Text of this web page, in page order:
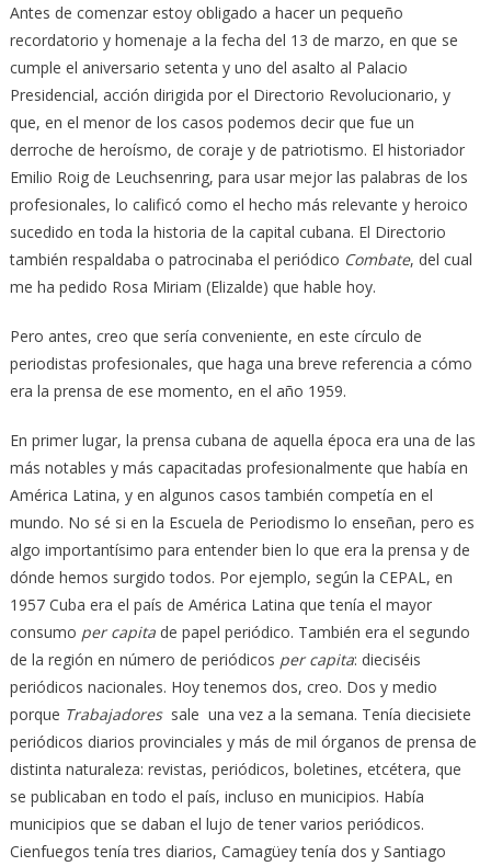
Antes de comenzar estoy obligado a hacer un pequeño
recordatorio y homenaje a la fecha del 13 de marzo, en que se
cumple el aniversario setenta y uno del asalto al Palacio
Presidencial, acción dirigida por el Directorio Revolucionario, y
que, en el menor de los casos podemos decir que fue un
derroche de heroísmo, de coraje y de patriotismo. El historiador
Emilio Roig de Leuchsenring, para usar mejor las palabras de los
profesionales, lo calificó como el hecho más relevante y heroico
sucedido en toda la historia de la capital cubana. El Directorio
también respaldaba o patrocinaba el periódico Combate, del cual
me ha pedido Rosa Miriam (Elizalde) que hable hoy.
Pero antes, creo que sería conveniente, en este círculo de
periodistas profesionales, que haga una breve referencia a cómo
era la prensa de ese momento, en el año 1959.
En primer lugar, la prensa cubana de aquella época era una de las
más notables y más capacitadas profesionalmente que había en
América Latina, y en algunos casos también competía en el
mundo. No sé si en la Escuela de Periodismo lo enseñan, pero es
algo importantísimo para entender bien lo que era la prensa y de
dónde hemos surgido todos. Por ejemplo, según la CEPAL, en
1957 Cuba era el país de América Latina que tenía el mayor
consumo per capitade papel periódico. También era el segundo
de la región en número de periódicos per capita: dieciséis
periódicos nacionales. Hoy tenemos dos, creo. Dos y medio
porque Trabajadoressale una vez a la semana. Tenía diecisiete
periódicos diarios provinciales y más de mil órganos de prensa de
distinta naturaleza: revistas, periódicos, boletines, etcétera, que
se publicaban en todo el país, incluso en municipios. Había
municipios que se daban el lujo de tener varios periódicos.
Cienfuegos tenía tres diarios, Camagüey tenía dos y Santiago